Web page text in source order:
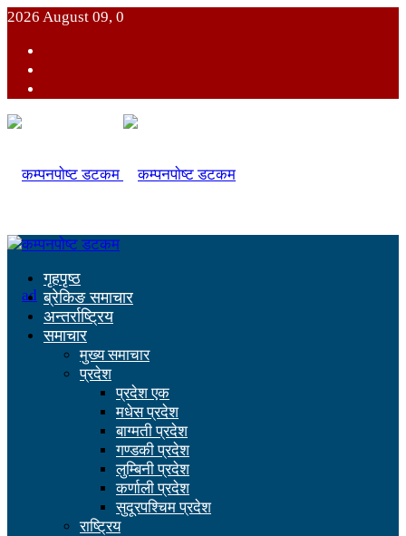
2026 August 09, 0
गृहपृष्ठ
ब्रेकिङ समाचार
अन्तर्राष्ट्रिय
समाचार
मुख्य समाचार
प्रदेश
प्रदेश एक
मधेस प्रदेश
बाग्मती प्रदेश
गण्डकी प्रदेश
लुम्बिनी प्रदेश
कर्णाली प्रदेश
सुदूरपश्चिम प्रदेश
राष्ट्रिय